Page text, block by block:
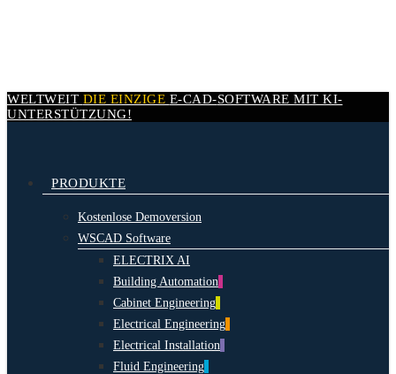
WELTWEIT DIE EINZIGE E-CAD-SOFTWARE MIT KI-
UNTERSTÜTZUNG!
search
Menu PRODUKTE
Kostenlose Demoversion
WSCAD Software
ELECTRIX AI
Building Automation
Cabinet Engineering
Electrical Engineering
Electrical Installation
Fluid Engineering